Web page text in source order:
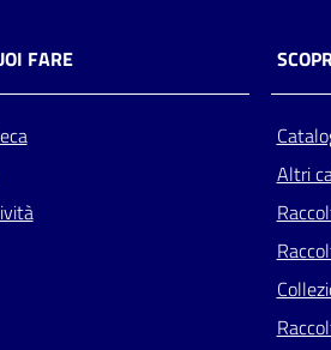
FARE
Altri